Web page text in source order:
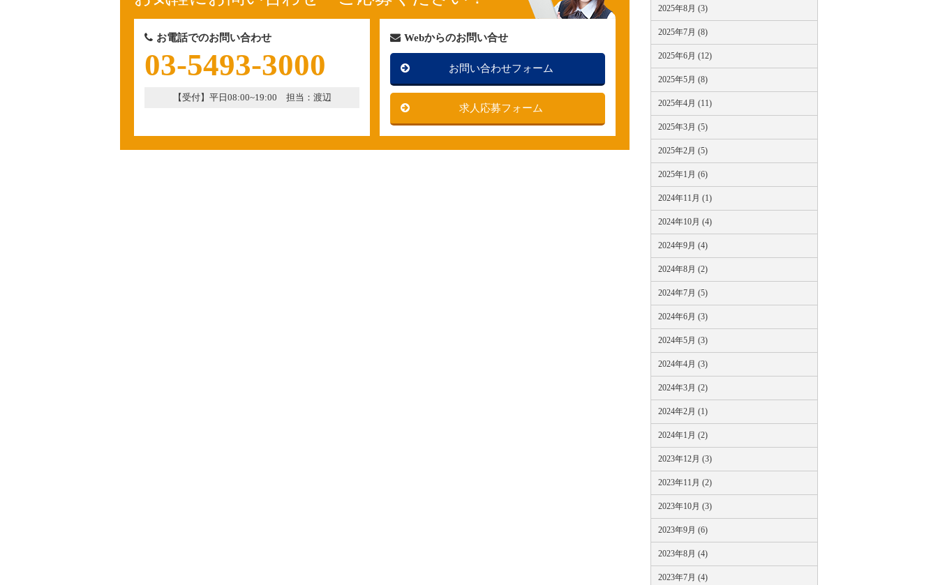
お電話でのお問い合わせ
03-5493-3000
【受付】平日08:00~19:00 担当：渡辺
Webからのお問い合せ
お問い合わせフォーム
求人応募フォーム
2025年8月 (3)
2025年7月 (8)
2025年6月 (12)
2025年5月 (8)
2025年4月 (11)
2025年3月 (5)
2025年2月 (5)
2025年1月 (6)
2024年11月 (1)
2024年10月 (4)
2024年9月 (4)
2024年8月 (2)
2024年7月 (5)
2024年6月 (3)
2024年5月 (3)
2024年4月 (3)
2024年3月 (2)
2024年2月 (1)
2024年1月 (2)
2023年12月 (3)
2023年11月 (2)
2023年10月 (3)
2023年9月 (6)
2023年8月 (4)
2023年7月 (4)